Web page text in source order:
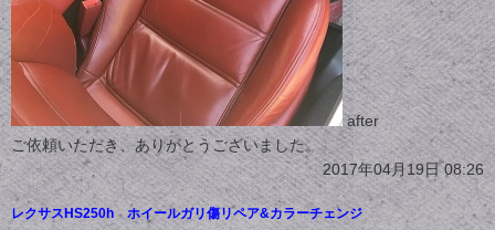
after
ご依頼いただき、ありがとうございました。
2017年04月19日 08:26
レクサスHS250h ホイールガリ傷リペア&カラーチェンジ